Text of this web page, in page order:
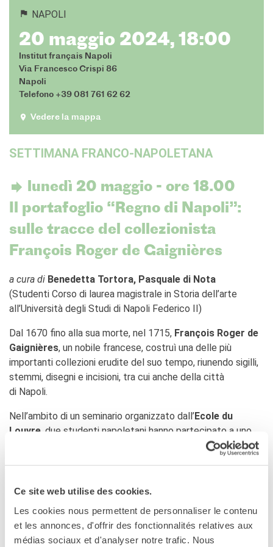
Ce site web utilise des cookies.
Les cookies nous permettent de personnaliser le contenu
et les annonces, d'offrir des fonctionnalités relatives aux
médias sociaux et d'analyser notre trafic. Nous
IF Italia
Carta / Tessera socio
I nostri partner
Certificazione ISO UNI EN
CERCA
NAPOLI
20 maggio 2024, 18:00
Institut français Napoli
Via Francesco Crispi 86
Napoli
Telefono +39 081 761 62 62
Vedere la mappa
SETTIMANA FRANCO-NAPOLETANA
lunedì 20 maggio - ore 18.00​
Il portafoglio “Regno di Napoli”:
sulle tracce del collezionista
François Roger de Gaignières
a cura di Benedetta Tortora, Pasquale di Nota
(Studenti Corso di laurea magistrale in Storia dell’arte
all’Università degli Studi di Napoli Federico II)
Dal 1670 fino alla sua morte, nel 1715, François Roger de
Gaignières, un nobile francese, costruì una delle più
importanti collezioni erudite del suo tempo, riunendo sigilli,
stemmi, disegni e incisioni, tra cui anche della città
di Napoli.
Nell’ambito di un seminario organizzato dall’Ecole du
Louvre , due studenti napoletani hanno partecipato a uno
In occasione della settimana franco-napoletana,
del XVII secolo.